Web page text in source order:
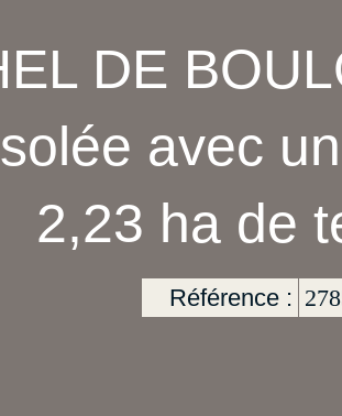
DE
avec
2,23 ha de
Référence :